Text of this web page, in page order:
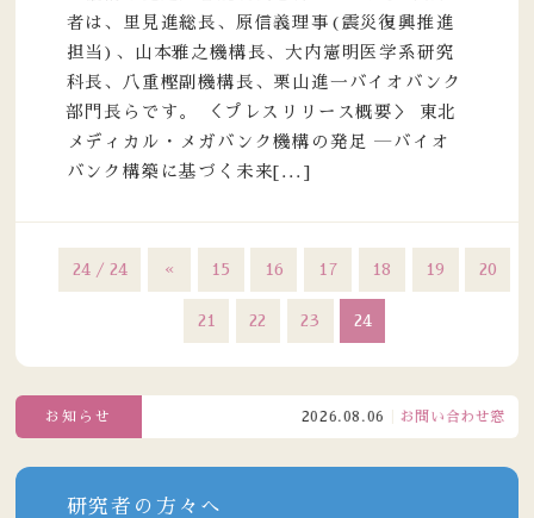
者は、里見進総長、原信義理事(震災復興推進
担当)、山本雅之機構長、大内憲明医学系研究
科長、八重樫副機構長、栗山進一バイオバンク
部門長らです。 ＜プレスリリース概要＞ 東北
メディカル・メガバンク機構の発足 ―バイオ
バンク構築に基づく未来[...]
24 / 24 « 15 16 17 18 19 20
21 22 23 24
お知らせ 2026.08.06 お問い合わせ窓口
研究者の方々へ